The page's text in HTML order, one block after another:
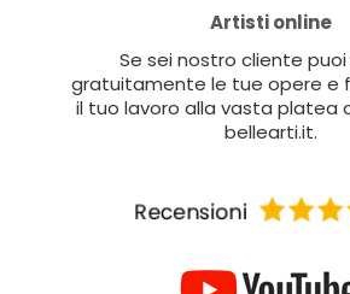
Artisti online
Se sei nostro cliente
gratuitamente le tue opere e
il tuo lavoro alla vasta platea
bellearti.it.